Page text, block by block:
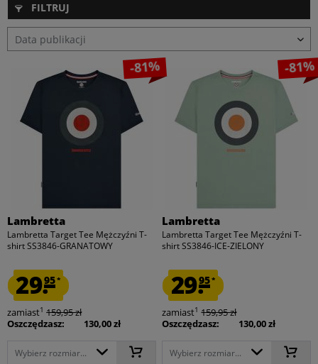
FILTRUJ
-81%
Lambretta
Lambretta Target Tee Mężczyźni T-
shirt SS3846-GRANATOWY
29.95*
zamiast1 159,95 zł
Oszczędzasz:
130,00 zł
Wybierz rozmiar...
-81%
Lambretta
Lambretta Target Tee Mężczyźni T-
shirt SS3846-ICE-ZIELONY
29.95*
zamiast1 159,95 zł
Oszczędzasz:
130,00 zł
Wybierz rozmiar...